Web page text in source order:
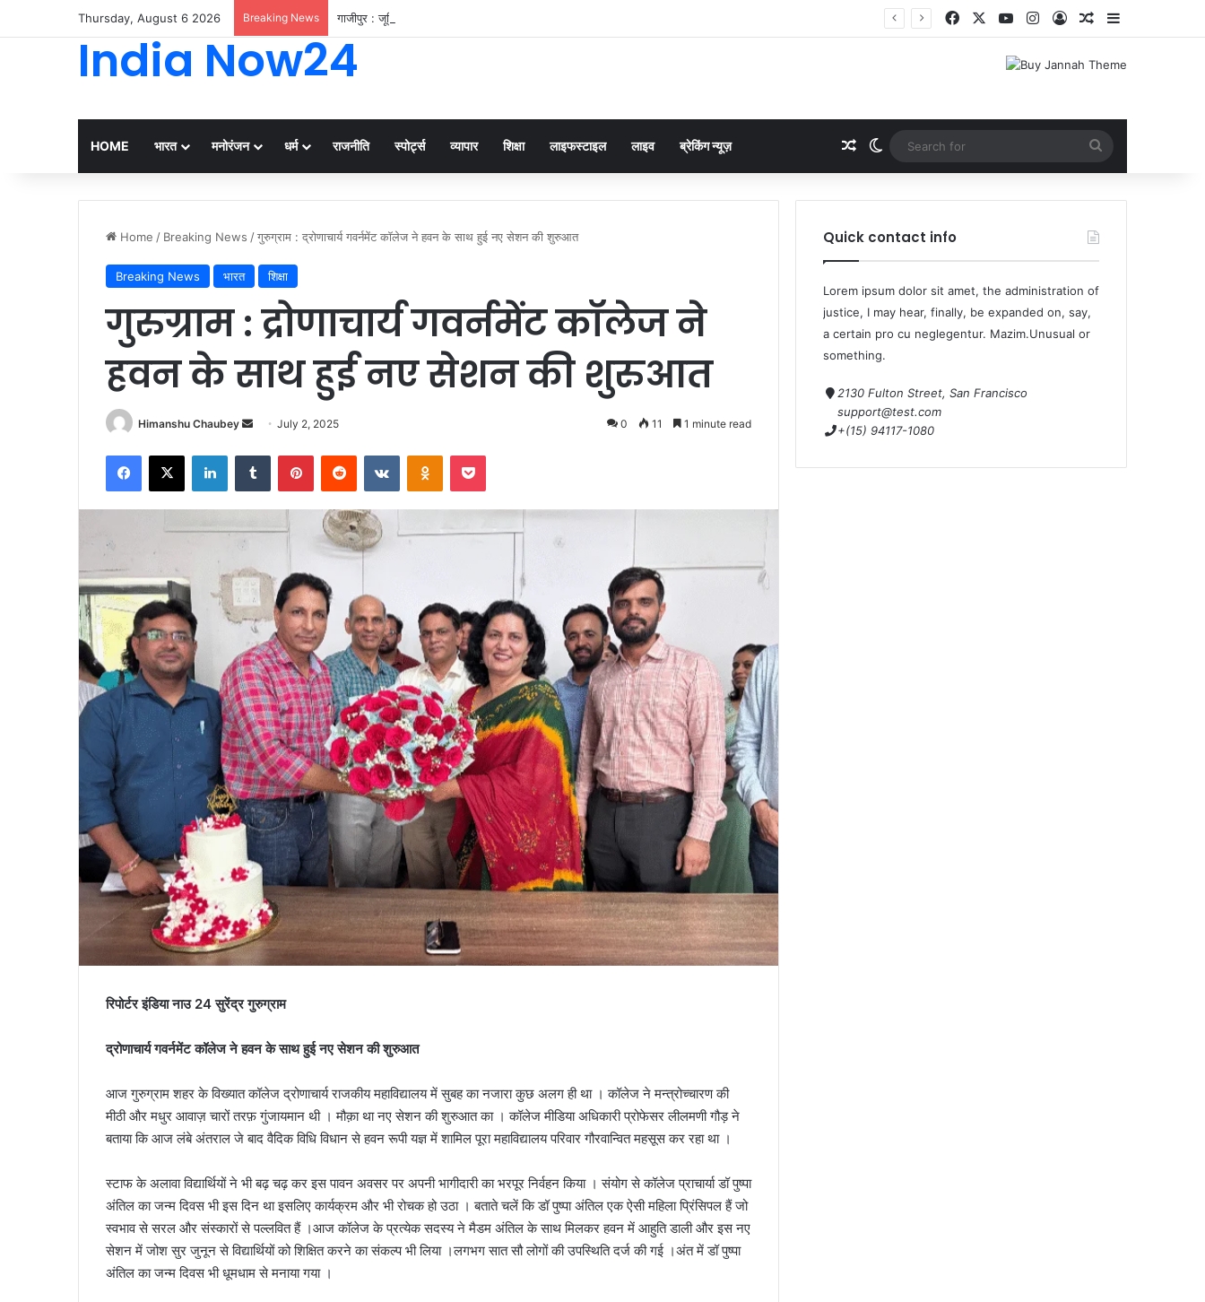
Thursday, August 6 2026 Breaking News गाजीपुर : जूनियर बालिका फुटबॉल टीम के लिए जिला स्तरीय ट्रायल संपन्न, पांच खिलाड़ी मंडलीय चयन के लिए चयनित
India Now24
HOME भारत मनोरंजन धर्म राजनीति स्पोर्ट्स व्यापार शिक्षा लाइफस्टाइल लाइव ब्रेकिंग न्यूज़
Home / Breaking News /गुरुग्राम : द्रोणाचार्य गवर्नमेंट कॉलेज ने हवन के साथ हुई नए सेशन की शुरुआत
Breaking News भारत शिक्षा
गुरुग्राम : द्रोणाचार्य गवर्नमेंट कॉलेज ने
हवन के साथ हुई नए सेशन की शुरुआत
Himanshu Chaubey July 2, 2025 0 11 1 minute read
रिपोर्टर इंडिया नाउ 24 सुरेंद्र गुरुग्राम
द्रोणाचार्य गवर्नमेंट कॉलेज ने हवन के साथ हुई नए सेशन की शुरुआत
आज गुरुग्राम शहर के विख्यात कॉलेज द्रोणाचार्य राजकीय महाविद्यालय में सुबह का नजारा कुछ अलग ही था । कॉलेज ने मन्त्रोच्चारण की
मीठी और मधुर आवाज़ चारों तरफ़ गुंजायमान थी । मौक़ा था नए सेशन की शुरुआत का । कॉलेज मीडिया अधिकारी प्रोफेसर लीलमणी गौड़ ने
बताया कि आज लंबे अंतराल जे बाद वैदिक विधि विधान से हवन रूपी यज्ञ में शामिल पूरा महाविद्यालय परिवार गौरवान्वित महसूस कर रहा था ।
स्टाफ के अलावा विद्यार्थियों ने भी बढ़ चढ़ कर इस पावन अवसर पर अपनी भागीदारी का भरपूर निर्वहन किया । संयोग से कॉलेज प्राचार्या डॉ पुष्पा
अंतिल का जन्म दिवस भी इस दिन था इसलिए कार्यक्रम और भी रोचक हो उठा । बताते चलें कि डॉ पुष्पा अंतिल एक ऐसी महिला प्रिंसिपल हैं जो
स्वभाव से सरल और संस्कारों से पल्लवित हैं ।आज कॉलेज के प्रत्येक सदस्य ने मैडम अंतिल के साथ मिलकर हवन में आहुति डाली और इस नए
सेशन में जोश सुर जुनून से विद्यार्थियों को शिक्षित करने का संकल्प भी लिया ।लगभग सात सौ लोगों की उपस्थिति दर्ज की गई ।अंत में डॉ पुष्पा
अंतिल का जन्म दिवस भी धूमधाम से मनाया गया ।
Quick contact info
Lorem ipsum dolor sit amet, the administration of
justice, I may hear, finally, be expanded on, say,
a certain pro cu neglegentur. Mazim.Unusual or
something.
2130 Fulton Street, San Francisco
support@test.com
+(15) 94117-1080